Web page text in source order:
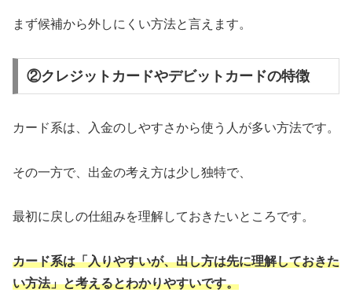
まず候補から外しにくい方法と言えます。
②クレジットカードやデビットカードの特徴
カード系は、入金のしやすさから使う人が多い方法です。
その一方で、出金の考え方は少し独特で、
最初に戻しの仕組みを理解しておきたいところです。
カード系は「入りやすいが、出し方は先に理解しておきた
い方法」と考えるとわかりやすいです。